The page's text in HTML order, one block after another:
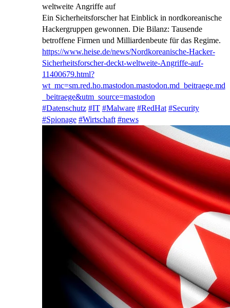
weltweite Angriffe auf
Ein Sicherheitsforscher hat Einblick in nordkoreanische
Hackergruppen gewonnen. Die Bilanz: Tausende
betroffene Firmen und Milliardenbeute für das Regime.
https://www.heise.de/news/Nordkoreanische-Hacker-
Sicherheitsforscher-deckt-weltweite-Angriffe-auf-
11400679.html?
wt_mc=sm.red.ho.mastodon.mastodon.md_beitraege.md
_beitraege&utm_source=mastodon
#Datenschutz #IT #Malware #RedHat #Security
#Spionage #Wirtschaft #news